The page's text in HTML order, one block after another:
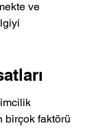
ve
birçok faktörü